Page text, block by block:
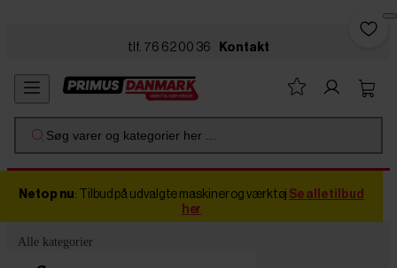
tlf. 76 62 00 36 Kontakt
Søg varer og kategorier her ...
Netop nu: Tilbud på udvalgte maskiner og værktøj Se alle tilbud
her
Alle kategorier